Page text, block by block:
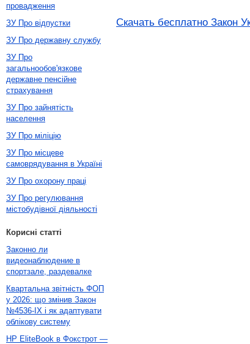
Скачать бесплатно Закон
провадження
ЗУ Про відпустки
ЗУ Про державну службу
ЗУ Про
загальнообов'язкове
державне пенсійне
страхування
ЗУ Про зайнятість
населення
ЗУ Про міліцію
ЗУ Про місцеве
самоврядування в Україні
ЗУ Про охорону праці
ЗУ Про регулювання
містобудівної діяльності
Корисні статті
Законно ли
видеонаблюдение в
спортзале, раздевалке
Квартальна звітність ФОП
у 2026: що змінив Закон
№4536-IX і як адаптувати
облікову систему
HP EliteBook в Фокстрот —